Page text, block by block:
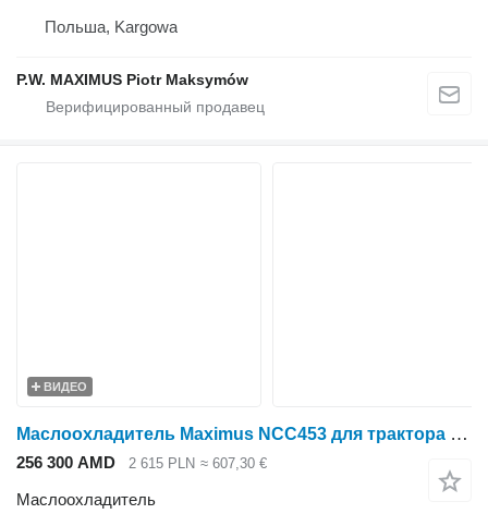
Польша, Kargowa
P.W. MAXIMUS Piotr Maksymów
ВИДЕО
Маслоохладитель Maximus NCC453 для трактора колесного Case IH MAGNUM 215 245 255 275 305 335 MX215 MX245 MX275 MX305
256 300 AMD 2 615 PLN ≈ 607,30 €
Маслоохладитель